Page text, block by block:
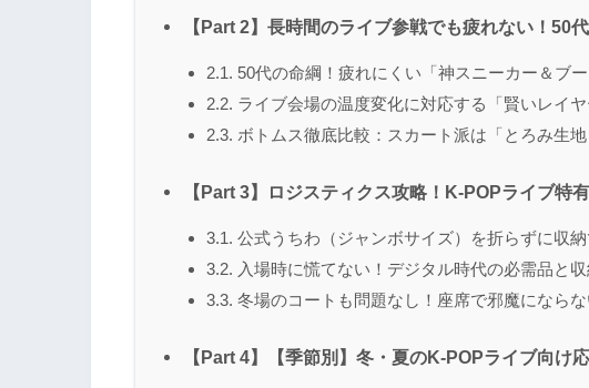
【Part 2】長時間のライブ参戦でも疲れない！50
2.1. 50代の命綱！疲れにくい「神スニーカー＆ブ
2.2. ライブ会場の温度変化に対応する「賢いレイヤ
2.3. ボトムス徹底比較：スカート派は「とろみ生
【Part 3】ロジスティクス攻略！K-POPライブ特
3.1. 公式うちわ（ジャンボサイズ）を折らずに収
3.2. 入場時に慌てない！デジタル時代の必需品と収
3.3. 冬場のコートも問題なし！座席で邪魔になら
【Part 4】【季節別】冬・夏のK-POPライブ向け